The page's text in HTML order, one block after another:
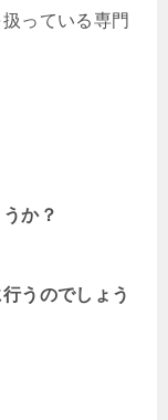
っている専門
か？
うのでしょう